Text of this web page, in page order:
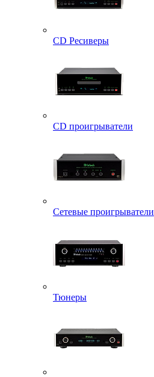
CD Ресиверы
CD проигрыватели
Сетевые проигрыватели
Тюнеры